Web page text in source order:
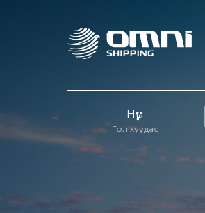
Нүүр
Гол хуудас